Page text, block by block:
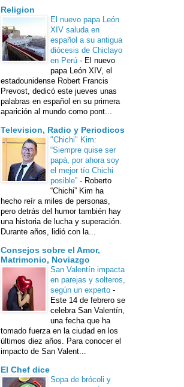
Religion
El nuevo papa León
XIV saluda en
español a su antigua
diócesis de Chiclayo
en Perú - El nuevo
papa León XIV, el
estadounidense Robert Francis
Prevost, dedicó este jueves unas
palabras en español en su primera
aparición al mundo como pont...
Television, Radio y Periodicos
"Chichi" Kim:
“Siempre quise ser
papá, por ahora soy
el mejor tío Chichi
posible” - Roberto
“Chichi” Kim ha
hecho reír a miles de personas,
pero detrás del humor también hay
una historia de lucha y superación.
Durante años, lidió con la...
Consejos sobre el Amor,
Matrimonio, Noviazgo
San Valentín impacta
en parejas y solteros,
según un experto -
Este 14 de febrero se
celebra San Valentín,
una fecha que ha
tomado fuerza en la ciudad en los
últimos diez años. Para conocer el
impacto de San Valent...
El Chef dice
Sopa de brócoli y